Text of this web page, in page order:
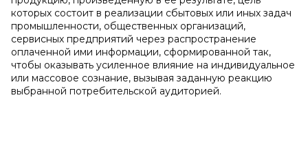
которых состоит в реализации сбытовых или иных задач
промышленности, общественных организаций,
сервисных предприятий через распространение
оплаченной ими информации, сформированной так,
чтобы оказывать усиленное влияние на индивидуальное
или массовое сознание, вызывая заданную реакцию
выбранной потребительской аудиторией.